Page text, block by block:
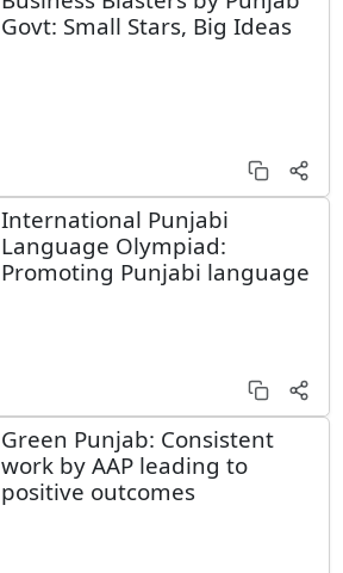
Govt: Small Stars, Big Ideas
International Punjabi
Language Olympiad:
Promoting Punjabi language
Green Punjab: Consistent
work by AAP leading to
positive outcomes